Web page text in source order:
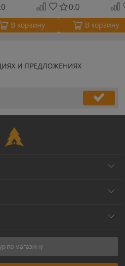
В корзину
0.0
В корзину
И ПРЕДЛОЖЕНИЯХ
по магазину